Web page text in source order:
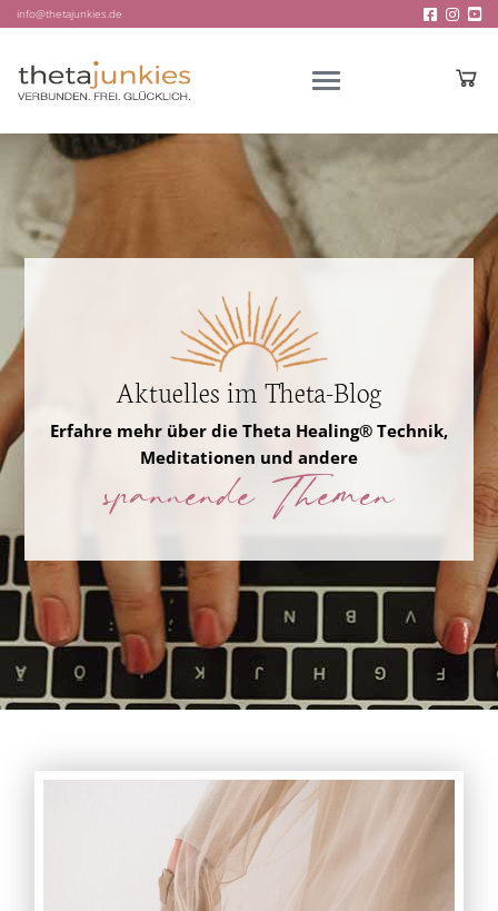
info@thetajunkies.de
Aktuelles im Theta-Blog
Erfahre mehr über die Theta Healing® Technik,
Meditationen und andere
spannende Themen